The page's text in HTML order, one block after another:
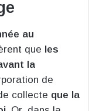
au
que les
la
de
collecte que la